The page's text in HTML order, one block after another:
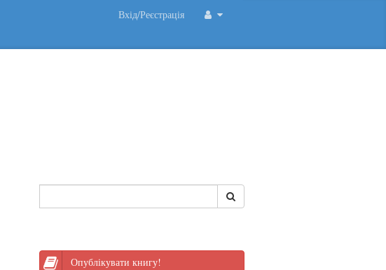
Вхід/Реєстрація
Опублікувати книгу!